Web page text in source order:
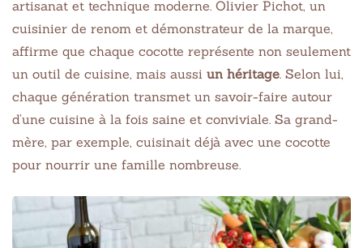
artisanat et technique moderne. Olivier Pichot, un
cuisinier de renom et démonstrateur de la marque,
affirme que chaque cocotte représente non seulement
un outil de cuisine, mais aussi un héritage. Selon lui,
chaque génération transmet un savoir-faire autour
d’une cuisine à la fois saine et conviviale. Sa grand-
mère, par exemple, cuisinait déjà avec une cocotte
pour nourrir une famille nombreuse.